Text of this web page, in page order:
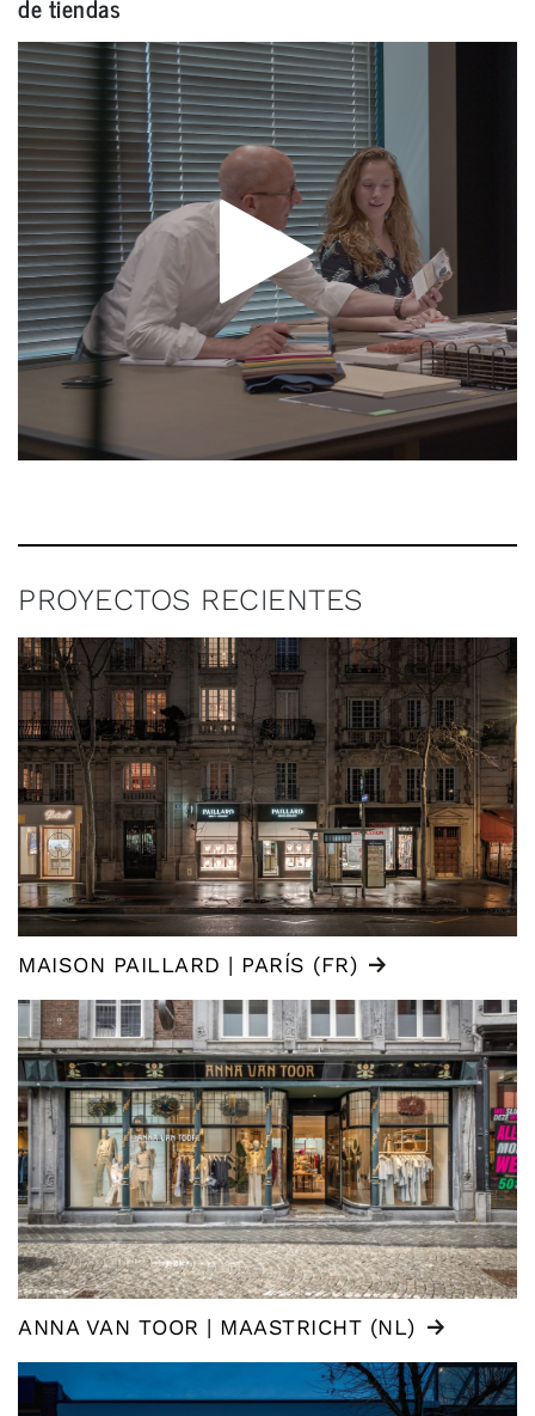
PROYECTOS RECIENTES
MAISON PAILLARD | PARÍS (FR)
ANNA VAN TOOR | MAASTRICHT (NL)